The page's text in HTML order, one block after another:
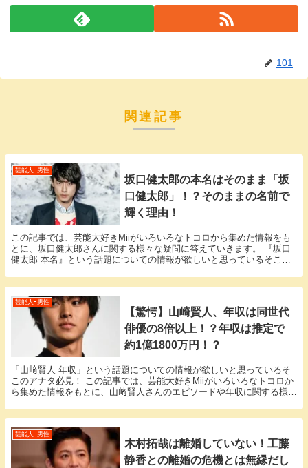
101
関連記事
芸能人ｰ男性
坂口健太郎の本名はそのまま「坂
口健太郎」！？そのままの名前で
輝く理由！
この記事では、芸能大好きMiiがいろいろなトコロから集めた情報をも
とに、坂口健太郎さんに関する様々な疑問に答えていきます。 『坂口
健太郎 本名』という話題についての情報が欲しいと思っているそこの
芸能人ｰ男性
【驚愕】山崎賢人、年収は同世代
俳優の8倍以上！？年収は推定で
約1億1800万円！？
「山﨑賢人 年収」という話題についての情報が欲しいと思っているそ
このアナタ必見！ この記事では、芸能大好きMiiがいろいろなトコロか
ら集めた情報をもとに、山﨑賢人さんのエピソードや年収に関する様々
芸能人ｰ男性
木村拓哉は離婚していない！工藤
静香との離婚の危機とは無縁だし